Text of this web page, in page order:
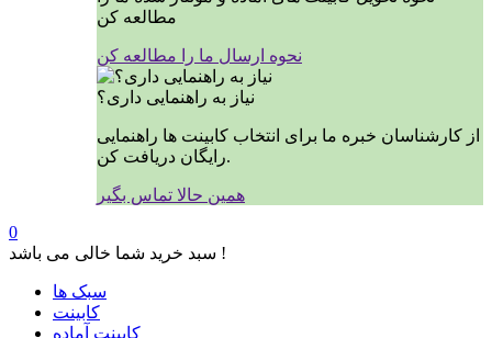
مطالعه کن
نحوه ارسال ما را مطالعه کن
نیاز به راهنمایی داری؟
از کارشناسان خبره ما برای انتخاب کابینت ها راهنمایی
رایگان دریافت کن.
همین حالا تماس بگیر
0
سبد خرید شما خالی می باشد !
سبک ها
کابینت
کابینت آماده